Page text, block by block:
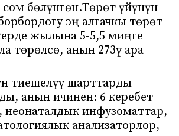
бөлүнгөн.Төрөт үйүнүн
эң алгачкы төрөт
жылына 5-5,5 миңге
төрөлсө, анын 273ү ара
тиешелүү шарттарды
анын ичинен: 6 керебет
неонаталдык инфузоматтар,
анализаторлор,